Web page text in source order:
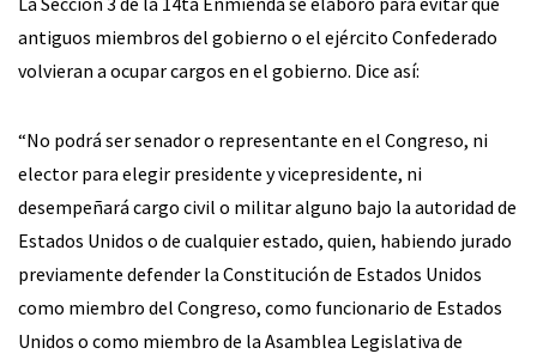
antiguos miembros del gobierno o el ejército Confederado
volvieran a ocupar cargos en el gobierno. Dice así:
“No podrá ser senador o representante en el Congreso, ni
elector para elegir presidente y vicepresidente, ni
desempeñará cargo civil o militar alguno bajo la autoridad de
Estados Unidos o de cualquier estado, quien, habiendo jurado
previamente defender la Constitución de Estados Unidos
como miembro del Congreso, como funcionario de Estados
Unidos o como miembro de la Asamblea Legislativa de